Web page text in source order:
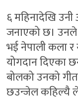
६ महिनादेखि
जनाएको छ।
भई नेपाली कला र
योगदान दिएका
बोलको उनको
छउन्जेल कहिल्यै